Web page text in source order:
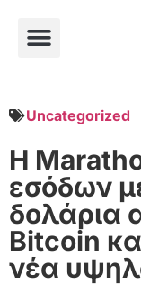
Uncategorized
Η
εσόδων
δολάρια
Bitcoin
νέα